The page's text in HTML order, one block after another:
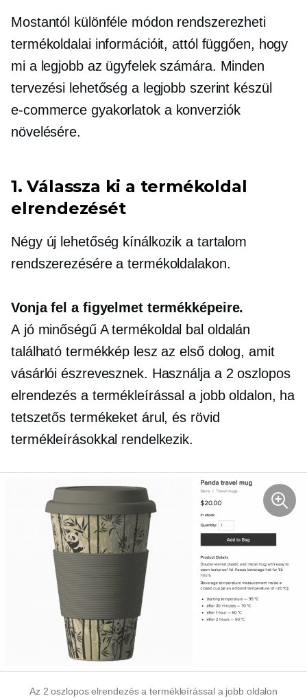
Mostantól különféle módon rendszerezheti
termékoldalai információit, attól függően, hogy
mi a legjobb az ügyfelek számára. Minden
tervezési lehetőség a legjobb szerint készül
e-commerce gyakorlatok a konverziók
növelésére.
1. Válassza ki a termékoldal
elrendezését
Négy új lehetőség kínálkozik a tartalom
rendszerezésére a termékoldalakon.
Vonja fel a figyelmet termékképeire.
A jó minőségűA termékoldal bal oldalán
található termékkép lesz az első dolog, amit
vásárlói észrevesznek. Használja a 2 oszlopos
elrendezés a termékleírással a jobb oldalon, ha
tetszetős termékeket árul, és rövid
termékleírásokkal rendelkezik.
Az 2 oszloposelrendezés a termékleírással a jobb oldalon